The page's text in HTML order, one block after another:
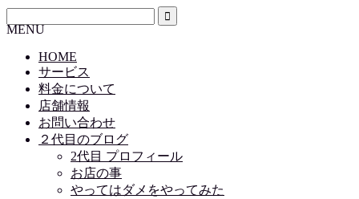
MENU
HOME
サービス
料金について
店舗情報
お問い合わせ
２代目のブログ
2代目 プロフィール
お店の事
やってはダメをやってみた